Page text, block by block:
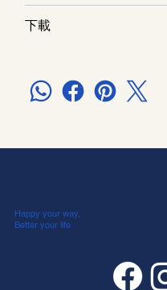
下載
Happy your way,
Better your life